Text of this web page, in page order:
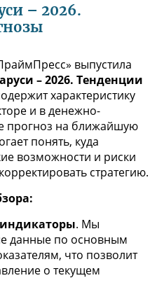
– 2026.
выпустила
– 2026. Тенденции
характеристику
и в денежно-
прогноз на ближайшую
понять, куда
возможности и риски
стратегию.
:
. Мы
данные по основным
что позволит
о текущем